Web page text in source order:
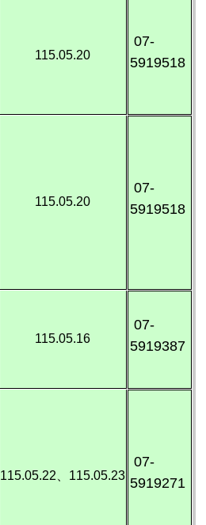
115.05.20
07-
5919518
115.05.20
07-
5919518
115.05.16
07-
5919387
115.05.22、115.05.23
07-
5919271